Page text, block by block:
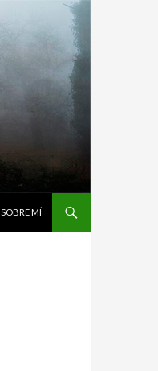
SOBRE MÍ